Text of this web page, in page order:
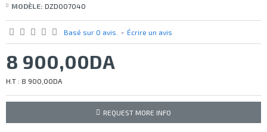
MODÈLE: DZD007040
Basé sur 0 avis. - Écrire un avis
8 900,00DA
H.T : 8 900,00DA
REQUEST MORE INFO